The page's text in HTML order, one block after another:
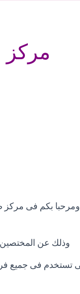
مركز
ومرحبا بكم فى
وذلك عن المختصين
تستخدم فى جميع